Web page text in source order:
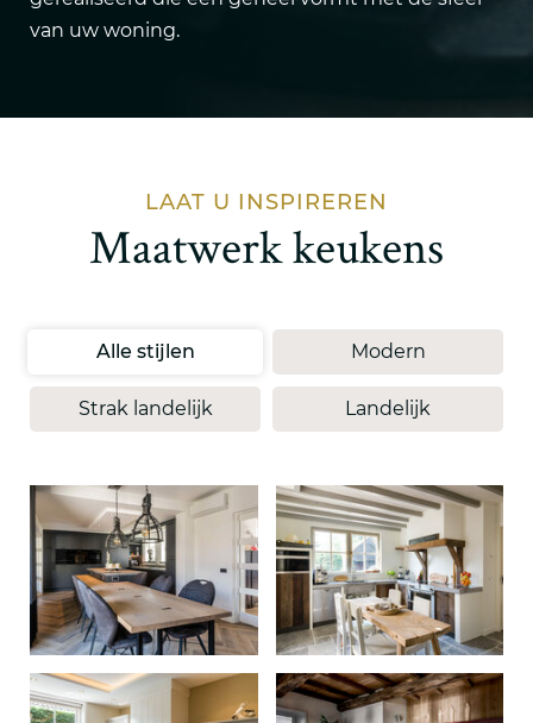
van uw woning.
LAAT U INSPIREREN
Maatwerk keukens
Alle stijlen Modern
Strak landelijk Landelijk